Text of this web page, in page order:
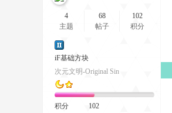
4
主题
68
帖子
102
积分
iF基础方块
次元文明-Original Sin
积分 102